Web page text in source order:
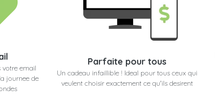
votre email
journee de
Parfaite pour tous
Un cadeau infaillible ! Ideal pour tous ceux qui
veulent choisir exactement ce qu'ils desirent